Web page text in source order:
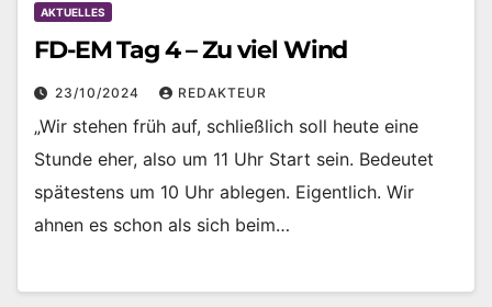
AKTUELLES
FD-EM Tag 4 – Zu viel Wind
23/10/2024 REDAKTEUR
„Wir stehen früh auf, schließlich soll heute eine
Stunde eher, also um 11 Uhr Start sein. Bedeutet
spätestens um 10 Uhr ablegen. Eigentlich. Wir
ahnen es schon als sich beim…